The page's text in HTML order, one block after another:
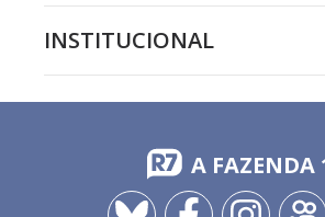
INSTITUCIONAL
A FAZENDA